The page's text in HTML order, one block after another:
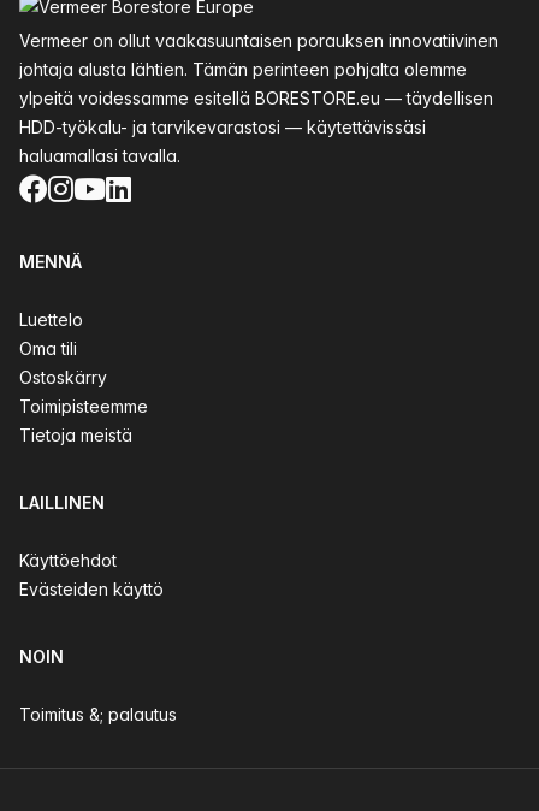
Vermeer on ollut vaakasuuntaisen porauksen innovatiivinen
johtaja alusta lähtien. Tämän perinteen pohjalta olemme
ylpeitä voidessamme esitellä BORESTORE.eu — täydellisen
HDD-työkalu- ja tarvikevarastosi — käytettävissäsi
haluamallasi tavalla.
Facebook
Instagram
YouTube
LinkedIn
MENNÄ
Luettelo
Oma tili
Ostoskärry
Toimipisteemme
Tietoja meistä
LAILLINEN
Käyttöehdot
Evästeiden käyttö
NOIN
Toimitus &; palautus